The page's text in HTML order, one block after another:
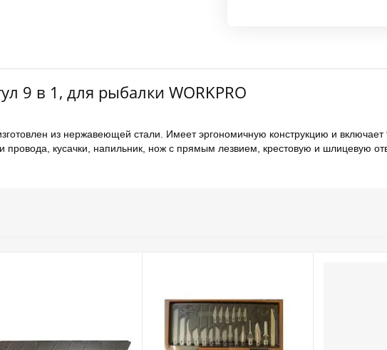
9 в 1, для рыбалки WORKPRO
из нержавеющей стали. Имеет эргономичную конструкцию и
провода, кусачки, напильник, нож с прямым лезвием, крестовую и шлицевую